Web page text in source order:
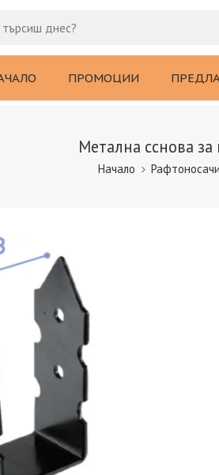
ПРОМОЦИИ
Метална сснова
Начало